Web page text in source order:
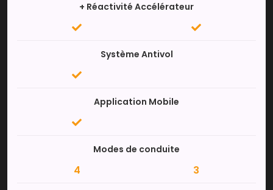
+ Réactivité Accélérateur
Système Antivol
Application Mobile
Modes de conduite
4 3